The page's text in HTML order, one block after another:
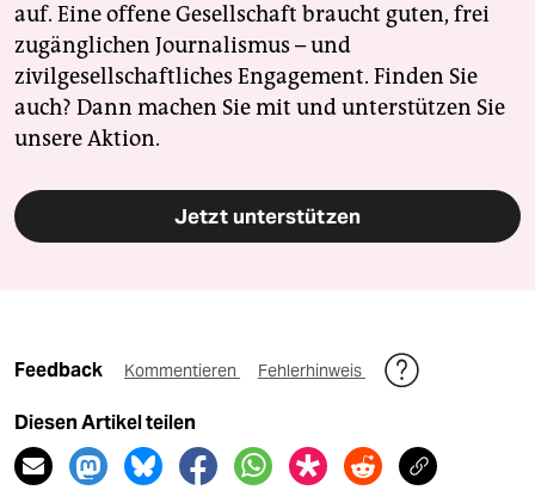
auf. Eine offene Gesellschaft braucht guten, frei
zugänglichen Journalismus – und
zivilgesellschaftliches Engagement. Finden Sie
auch? Dann machen Sie mit und unterstützen Sie
unsere Aktion.
Jetzt unterstützen
Feedback Kommentieren Fehlerhinweis
Diesen Artikel teilen